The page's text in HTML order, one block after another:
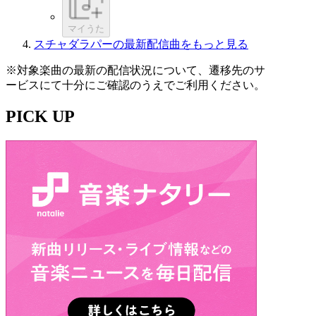
マイうた
スチャダラパーの最新配信曲をもっと見る
※対象楽曲の最新の配信状況について、遷移先のサ
ービスにて十分にご確認のうえでご利用ください。
PICK UP